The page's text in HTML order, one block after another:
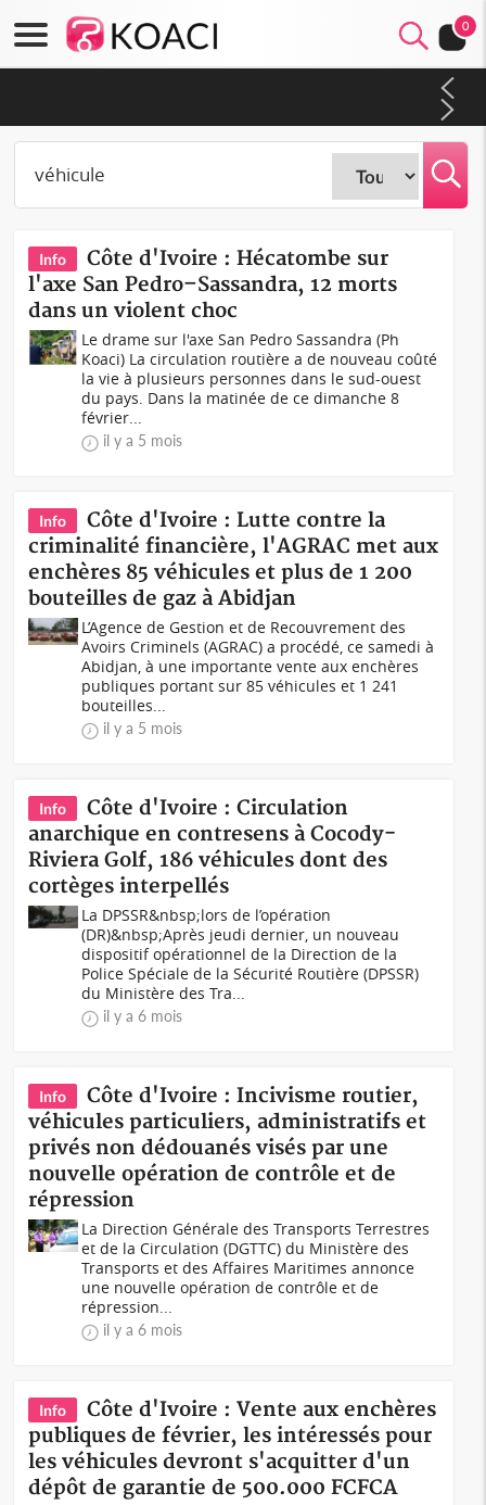
0
Info
Côte d'Ivoire : Hécatombe sur
l'axe San Pedro–Sassandra, 12 morts
dans un violent choc
Le drame sur l'axe San Pedro Sassandra (Ph
Koaci) La circulation routière a de nouveau coûté
la vie à plusieurs personnes dans le sud-ouest
du pays. Dans la matinée de ce dimanche 8
février...
il y a 5 mois
Info
Côte d'Ivoire : Lutte contre la
criminalité financière, l'AGRAC met aux
enchères 85 véhicules et plus de 1 200
bouteilles de gaz à Abidjan
L’Agence de Gestion et de Recouvrement des
Avoirs Criminels (AGRAC) a procédé, ce samedi à
Abidjan, à une importante vente aux enchères
publiques portant sur 85 véhicules et 1 241
bouteilles...
il y a 5 mois
Info
Côte d'Ivoire : Circulation
anarchique en contresens à Cocody-
Riviera Golf, 186 véhicules dont des
cortèges interpellés
La DPSSR&nbsp;lors de l’opération
(DR)&nbsp;Après jeudi dernier, un nouveau
dispositif opérationnel de la Direction de la
Police Spéciale de la Sécurité Routière (DPSSR)
du Ministère des Tra...
il y a 6 mois
Info
Côte d'Ivoire : Incivisme routier,
véhicules particuliers, administratifs et
privés non dédouanés visés par une
nouvelle opération de contrôle et de
répression
La Direction Générale des Transports Terrestres
et de la Circulation (DGTTC) du Ministère des
Transports et des Affaires Maritimes annonce
une nouvelle opération de contrôle et de
répression...
il y a 6 mois
Info
Côte d'Ivoire : Vente aux enchères
publiques de février, les intéressés pour
les véhicules devront s'acquitter d'un
dépôt de garantie de 500.000 FCFCA